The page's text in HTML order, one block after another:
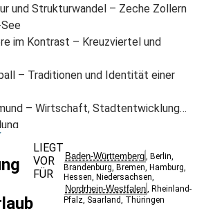
und Strukturwandel – Zeche Zollern
im Kontrast – Kreuzviertel und
– Traditionen und Identität einer
– Wirtschaft, Stadtentwicklung
LIEGT
VOR
FÜR
Baden-Württemberg, Berlin,
Brandenburg, Bremen, Hamburg,
Hessen, Niedersachsen,
Nordrhein-Westfalen, Rheinland-
Pfalz, Saarland, Thüringen